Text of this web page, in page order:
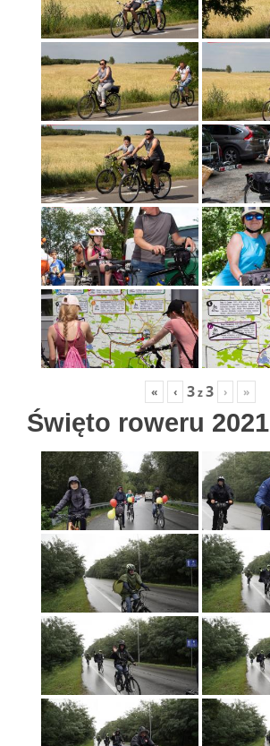
« ‹ 3z3 › »
Święto roweru 2021